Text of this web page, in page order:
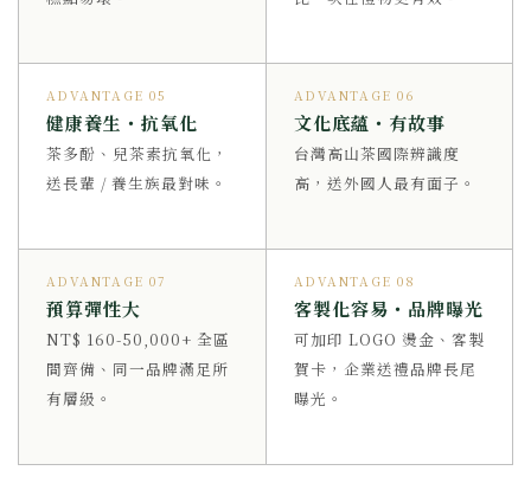
ADVANTAGE 05
健康養生・抗氧化
茶多酚、兒茶素抗氧化，
送長輩 / 養生族最對味。
ADVANTAGE 06
文化底蘊・有故事
台灣高山茶國際辨識度
高，送外國人最有面子。
ADVANTAGE 07
預算彈性大
NT$ 160-50,000+ 全區
間齊備、同一品牌滿足所
有層級。
ADVANTAGE 08
客製化容易・品牌曝光
可加印 LOGO 燙金、客製
賀卡，企業送禮品牌長尾
曝光。